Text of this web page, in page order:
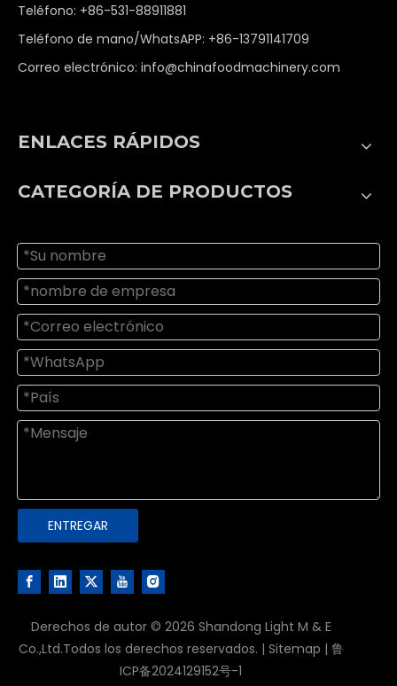
Teléfono: +86-531-88911881
Teléfono de mano/WhatsAPP: +86-13791141709
Correo electrónico: info@chinafoodmachinery.com
ENLACES RÁPIDOS
CATEGORÍA DE PRODUCTOS
ENTREGAR
Derechos de autor © 2026 Shandong Light M & E
Co.,Ltd.Todos los derechos reservados. | Sitemap | 鲁
ICP备2024129152号-1